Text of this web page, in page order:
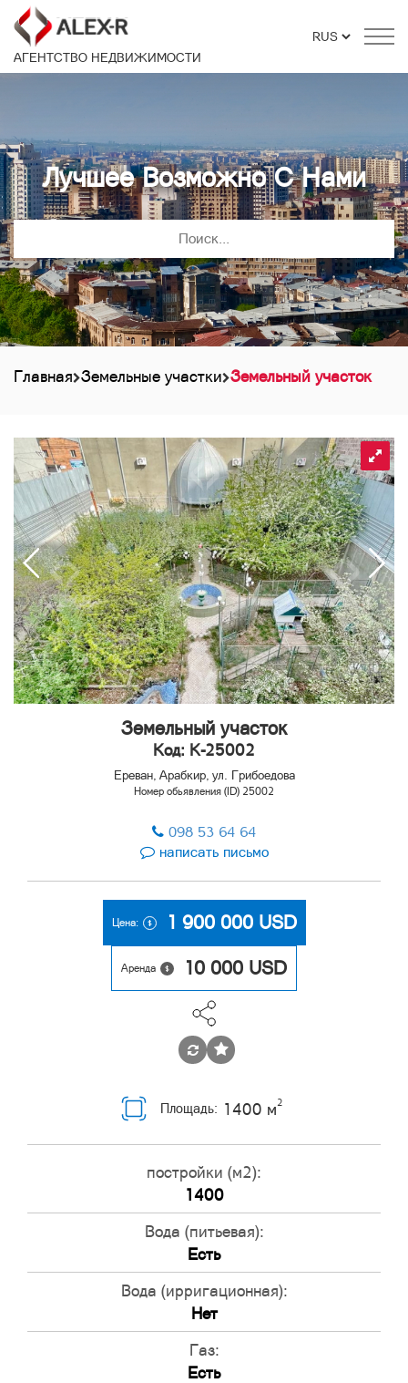
АГЕНТСТВО НЕДВИЖИМОСТИ
Лучшее Возможно С Нами
Главная Земельные участки Земельный участок
Земельный участок
Код: K-25002
Ереван, Арабкир, ул. Грибоедова
Номер обьявления (ID) 25002
098 53 64 64
написать письмо
Цена: 1 900 000 USD
Аренда 10 000 USD
Площадь: 1400 м2
постройки (м2):
1400
Вода (питьевая):
Есть
Вода (ирригационная):
Нет
Газ:
Есть